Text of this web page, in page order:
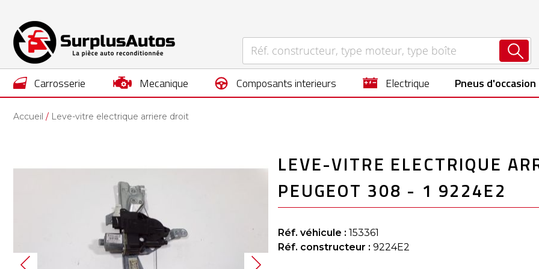
carrosserie mecanique composants interieurs electrique Pneus d'occasion
Accueil Leve-vitre electrique arriere droit
LEVE-VITRE ELECTRIQUE
PEUGEOT 308 - 1 9224E2
Réf. véhicule : 153361
Réf. constructeur : 9224E2